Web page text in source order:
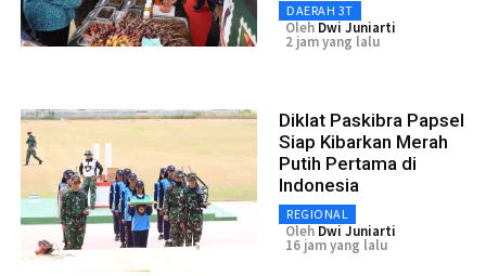
DAERAH 3T
Oleh Dwi Juniarti
2 jam yang lalu
Diklat Paskibra Papsel
Siap Kibarkan Merah
Putih Pertama di
Indonesia
REGIONAL
Oleh Dwi Juniarti
16 jam yang lalu